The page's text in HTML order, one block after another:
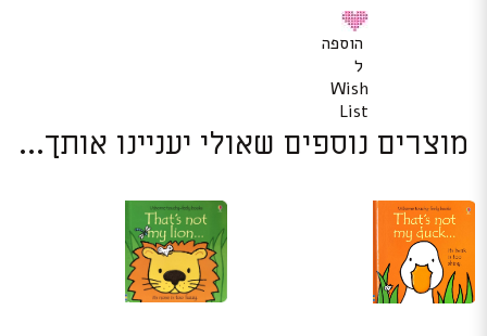
הוספה
ל
Wish
List
מוצרים נוספים שאולי יעניינו אותך...